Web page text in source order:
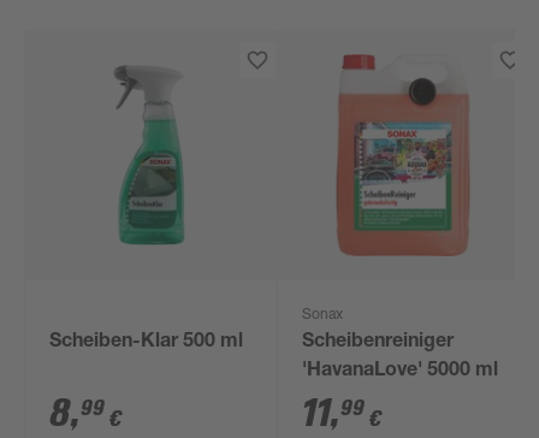
Scheiben-Klar 500 ml
8,99 €
Sonax
Scheibenreiniger
'HavanaLove' 5000 ml
11,99 €